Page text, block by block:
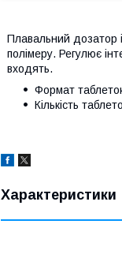
Плавальний дозатор
полімеру. Регулює
входять.
Формат
Кількість
Характеристики